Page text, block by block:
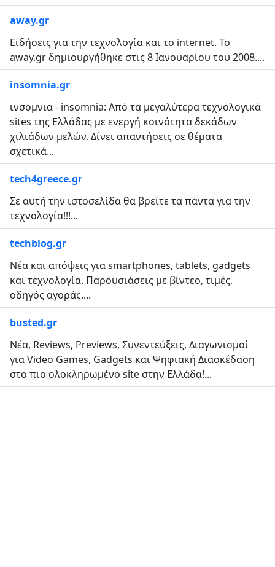
away.gr
Ειδήσεις για την τεχνολογία και το internet. Το
away.gr δημιουργήθηκε στις 8 Ιανουαρίου του 2008....
insomnia.gr
ινσομνια - insomnia: Από τα μεγαλύτερα τεχνολογικά
sites της Ελλάδας με ενεργή κοινότητα δεκάδων
χιλιάδων μελών. Δίνει απαντήσεις σε θέματα
σχετικά...
tech4greece.gr
Σε αυτή την ιστοσελίδα θα βρείτε τα πάντα για την
τεχνολογία!!!...
techblog.gr
Νέα και απόψεις για smartphones, tablets, gadgets
και τεχνολογία. Παρουσιάσεις με βίντεο, τιμές,
οδηγός αγοράς....
busted.gr
Νέα, Reviews, Previews, Συνεντεύξεις, Διαγωνισμοί
για Video Games, Gadgets και Ψηφιακή Διασκέδαση
στο πιο ολοκληρωμένο site στην Ελλάδα!...